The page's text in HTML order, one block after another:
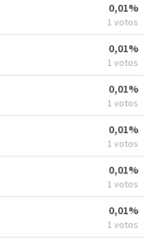
0,01%
1 votos
0,01%
1 votos
0,01%
1 votos
0,01%
1 votos
0,01%
1 votos
0,01%
1 votos